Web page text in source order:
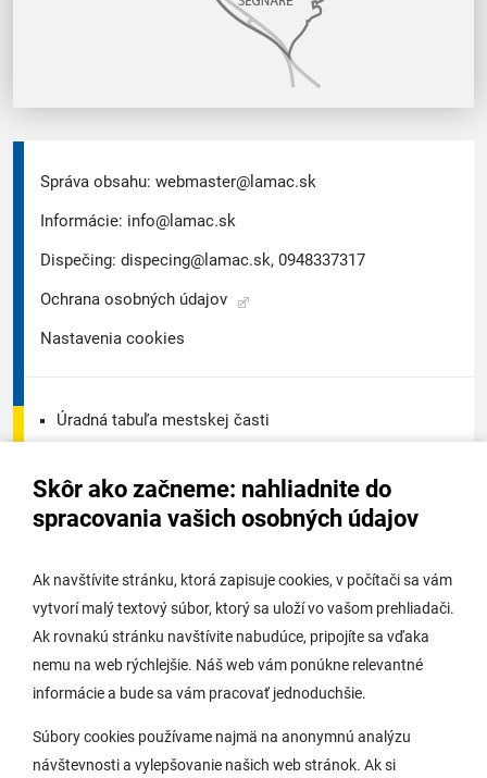
Skôr ako začneme: nahliadnite do
spracovania vašich osobných údajov
Ak navštívite stránku, ktorá zapisuje cookies, v počítači sa vám
vytvorí malý textový súbor, ktorý sa uloží vo vašom prehliadači.
Ak rovnakú stránku navštívite nabudúce, pripojíte sa vďaka
nemu na web rýchlejšie. Náš web vám ponúkne relevantné
informácie a bude sa vám pracovať jednoduchšie.
Súbory cookies používame najmä na anonymnú analýzu
návštevnosti a vylepšovanie našich web stránok. Ak si
Správa obsahu: webmaster@lamac.sk
Informácie: info@lamac.sk
Dispečing: dispecing@lamac.sk, 0948337317
Ochrana osobných údajov
Nastavenia cookies
Úradná tabuľa mestskej časti
Úradná tabuľa stavebného úradu
Potrebujem vybaviť
Samospráva
O Lamači